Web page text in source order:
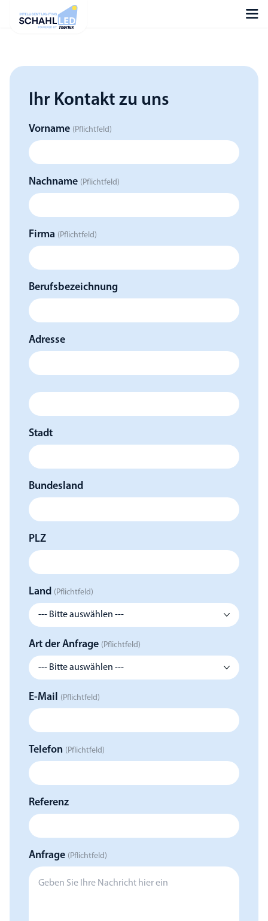
Ihr Kontakt zu uns
Vorname (Pflichtfeld)
Nachname (Pflichtfeld)
Firma (Pflichtfeld)
Berufsbezeichnung
Adresse
Stadt
Bundesland
PLZ
Land (Pflichtfeld)
Art der Anfrage (Pflichtfeld)
E-Mail (Pflichtfeld)
Telefon (Pflichtfeld)
Referenz
Anfrage (Pflichtfeld)